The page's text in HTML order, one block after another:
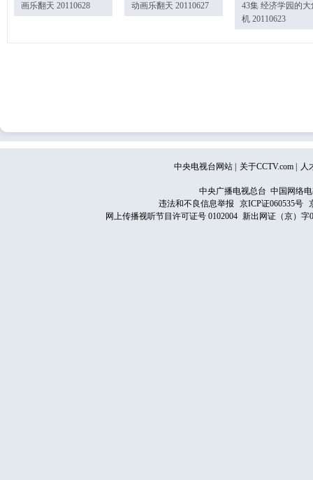
画乐翻天 20110628
动画乐翻天 20110627
43集 经济学园的大
机 20110623
中央电视台网站 关于CCTV.com 人
中央广播电视总台 中国网络
违法和不良信息举报
京ICP证060535号
网上传播视听节目许可证号 0102004 新出网证（京）